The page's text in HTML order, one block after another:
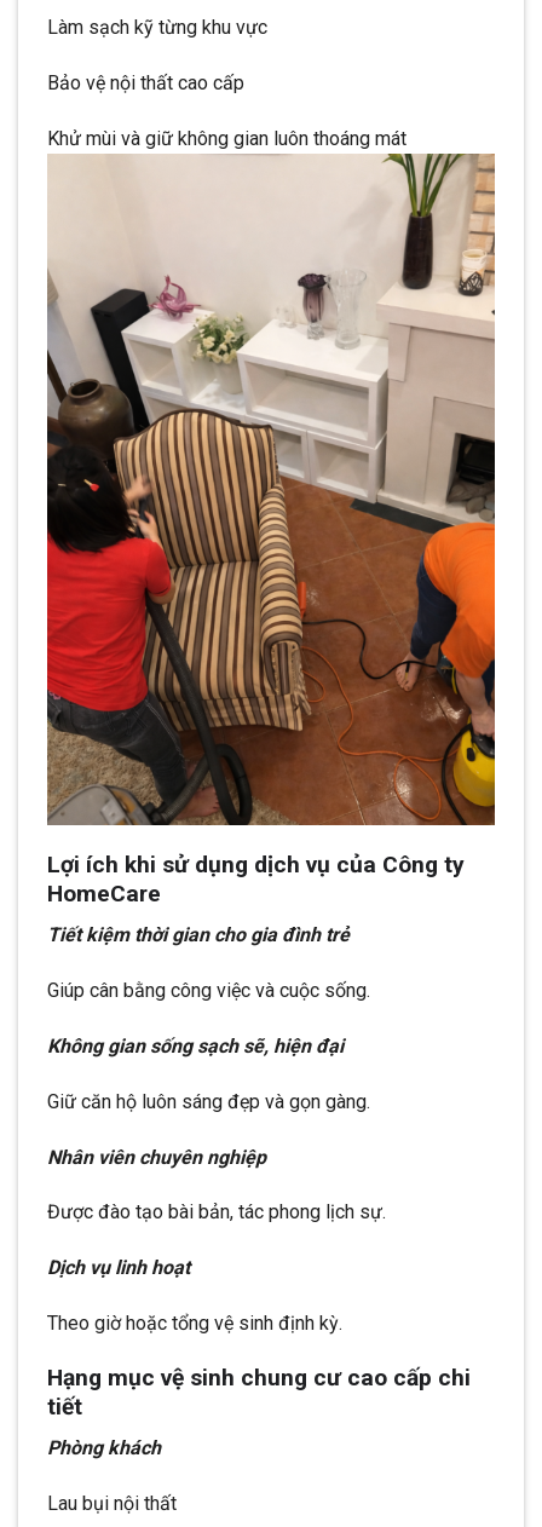
Làm sạch kỹ từng khu vực
Bảo vệ nội thất cao cấp
Khử mùi và giữ không gian luôn thoáng mát
Lợi ích khi sử dụng dịch vụ của Công ty
HomeCare
Tiết kiệm thời gian cho gia đình trẻ
Giúp cân bằng công việc và cuộc sống.
Không gian sống sạch sẽ, hiện đại
Giữ căn hộ luôn sáng đẹp và gọn gàng.
Nhân viên chuyên nghiệp
Được đào tạo bài bản, tác phong lịch sự.
Dịch vụ linh hoạt
Theo giờ hoặc tổng vệ sinh định kỳ.
Hạng mục vệ sinh chung cư cao cấp chi
tiết
Phòng khách
Lau bụi nội thất